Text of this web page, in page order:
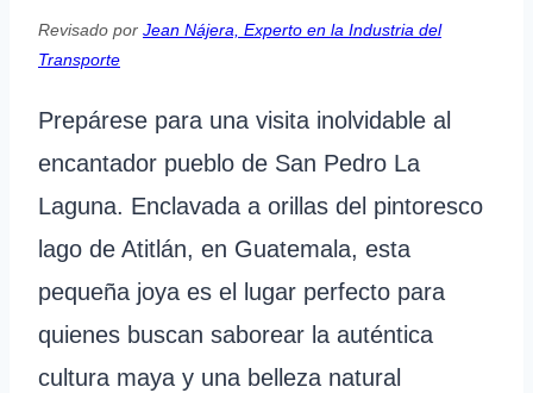
Revisado por Jean Nájera, Experto en la Industria del
Transporte
Prepárese para una visita inolvidable al
encantador pueblo de San Pedro La
Laguna. Enclavada a orillas del pintoresco
lago de Atitlán, en Guatemala, esta
pequeña joya es el lugar perfecto para
quienes buscan saborear la auténtica
cultura maya y una belleza natural